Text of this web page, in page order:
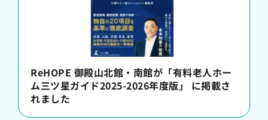
ReHOPE 御殿山北館・南館が「有料老人ホー
ム三ツ星ガイド2025-2026年度版」 に掲載さ
れました